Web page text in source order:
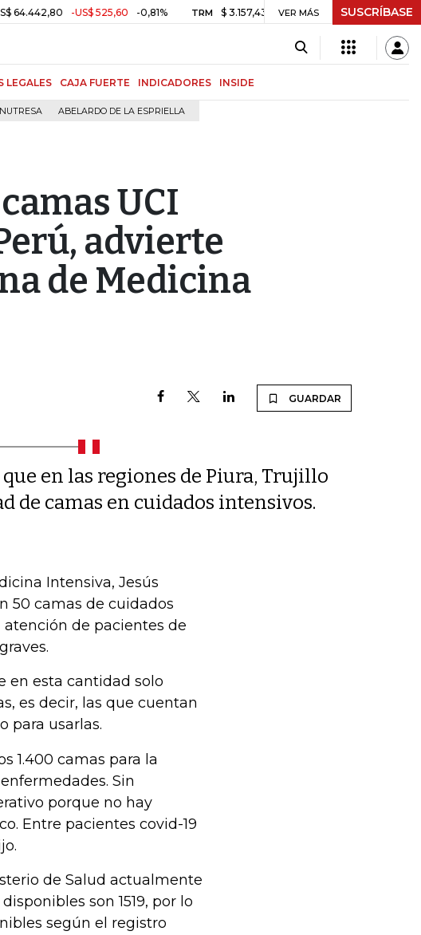
-US$ 525,60 -0,81% TRM $ 3.157,43 -$ 21,97 -0,69% MSCI COLCAP
VER MÁS SUSCRÍBASE
LEGALES CAJA FUERTE INDICADORES INSIDE
ABELARDO DE LA ESPRIELLA
UCI
advierte
de Medicina
GUARDAR
en las regiones de Piura, Trujillo
de camas en cuidados intensivos.
Intensiva, Jesús
50 camas de cuidados
de pacientes de
en esta cantidad solo
es decir, las que cuentan
para usarlas.
1.400 camas para la
Sin
porque no hay
Entre pacientes covid-19
de Salud actualmente
son 1519, por lo
según el registro